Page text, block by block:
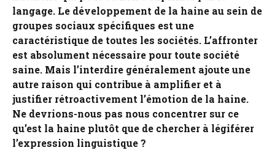
langage. Le développement de la haine au sein de
groupes sociaux spécifiques est une
caractéristique de toutes les sociétés. L’affronter
est absolument nécessaire pour toute société
saine. Mais l’interdire généralement ajoute une
autre raison qui contribue à amplifier et à
justifier rétroactivement l’émotion de la haine.
Ne devrions-nous pas nous concentrer sur ce
qu’est la haine plutôt que de chercher à légiférer
l’expression linguistique ?